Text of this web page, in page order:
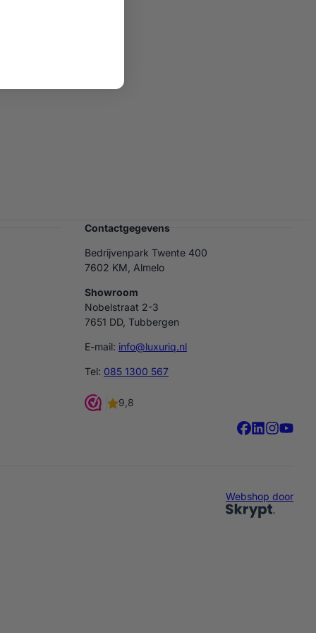
Contactgegevens
Bedrijvenpark Twente 400
7602 KM, Almelo
Showroom
Nobelstraat 2-3
7651 DD, Tubbergen
E-mail: info@luxuriq.nl
Tel: 085 1300 567
Webshop door